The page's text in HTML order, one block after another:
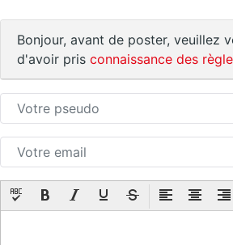
Bonjour, avant de poster, veuillez
d'avoir pris connaissance des